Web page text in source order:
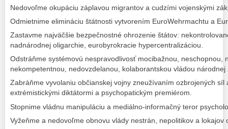
Nedovoľme okupáciu záplavou migrantov a cudzími vojenskými
Odmietnime elimináciu štátnosti vytvorením EuroWehrmachtu a
Zastavme najväčšie bezpečnostné ohrozenie štátov:
nadnárodnej oligarchie, eurobyrokracie hypercentralizáciou.
Odstráňme systémovú nespravodlivosť mocibažnou, neschopnou,
nekompetentnou, nedovzdelanou, kolaborantskou vládou národnej
Zabráňme vyvolaniu občianskej vojny zneužívaním ozbrojených
extrémistickými diktátormi a psychopatickým premiérom.
Stopnime vládnu manipuláciu a mediálno-informačný teror
Vyžeňme a nedovoľme obnovu vlády nestrán, nepolitikov a lokajov